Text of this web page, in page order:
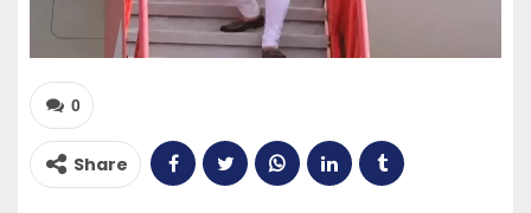
0
Share